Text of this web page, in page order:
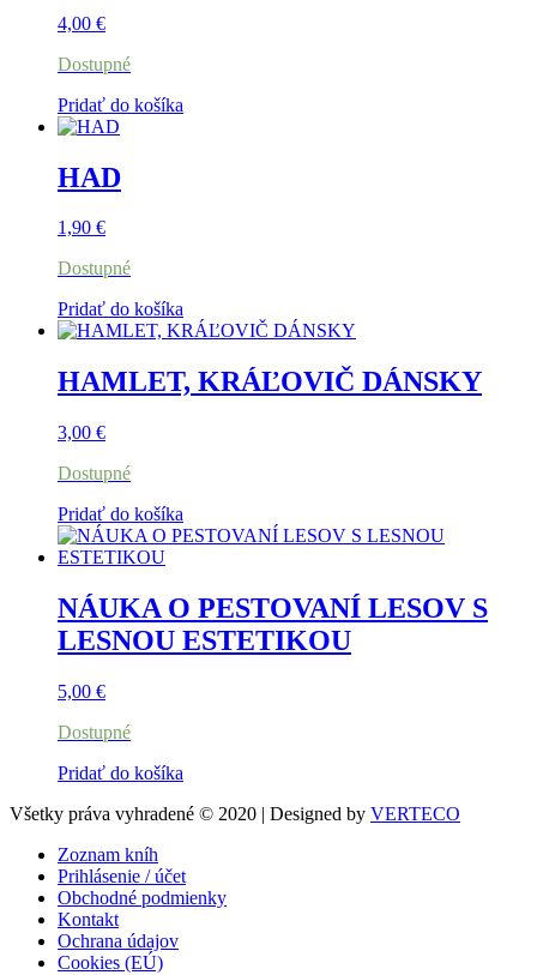
4,00 €
Dostupné
Pridať do košíka
HAD
1,90 €
Dostupné
Pridať do košíka
HAMLET, KRÁĽOVIČ DÁNSKY
3,00 €
Dostupné
Pridať do košíka
NÁUKA O PESTOVANÍ LESOV S
LESNOU ESTETIKOU
5,00 €
Dostupné
Pridať do košíka
Všetky práva vyhradené © 2020 | Designed by VERTECO
Zoznam kníh
Prihlásenie / účet
Obchodné podmienky
Kontakt
Ochrana údajov
Cookies (EÚ)